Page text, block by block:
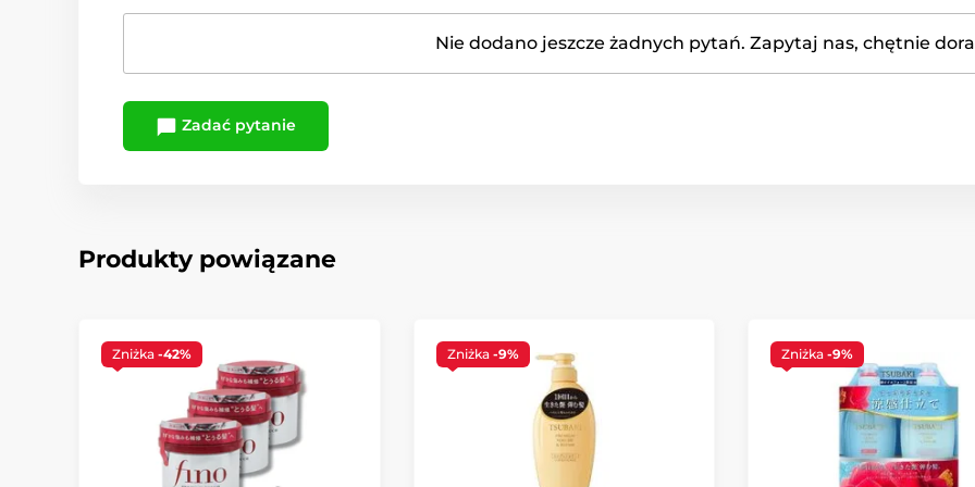
Nie dodano jeszcze żadnych pytań. Zapytaj nas, chętnie
Zadać pytanie
Produkty powiązane
Zniżka -42% Zniżka -9% Zniżka -9%